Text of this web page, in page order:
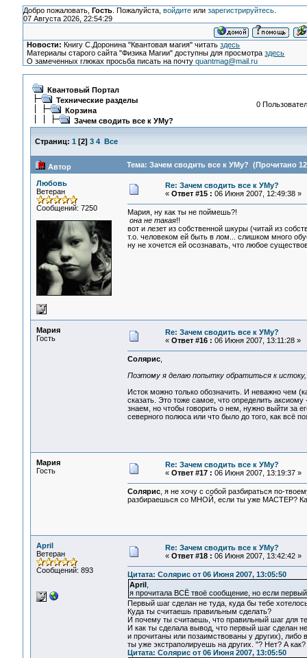
Добро пожаловать, Гость. Пожалуйста, войдитеили зарегистрируйтесь.
07 Августа 2026, 22:54:29
Новости: Книгу С.Доронина "Квантовая магия" читатьздесь
Материалы старого сайта "Физика Магии" доступны для просмотраздесь
О замеченных глюках просьба писать на почтуquantmag@mail.ru
Квантовый Портал
Технические разделы
Корзина
Зачем сводить все к УМу?
0
Страниц: 1 [2] 3 4 Все
Автор Тема: Зачем сводить все к УМу? (Прочитано
Любовь
Ветеран
Сообщений: 7250
Re: Зачем сводить все к УМу?
« Ответ #15 : 06 Июня 2007, 12:49:38 »
Мария, ну как ты не поймешь?!
она не такая!!
вот и лезет из собственной шкуры (читай из
т.о. человеком ей быть в лом... слишком много
ну не хочется ей осознавать, что любое
Мария
Гость
Re: Зачем сводить все к УМу?
« Ответ #16 : 06 Июня 2007, 13:11:28 »
Солярис,
Поэтому я делаю попытку обратиться к
Исток можно только обозначить. И неважно чем
сказать. Это тоже самое, что определить
знаем, но чтобы говорить о нем, нужно выйти за
северного полюса или что было до того, как всё
Мария
Гость
Re: Зачем сводить все к УМу?
« Ответ #17 : 06 Июня 2007, 13:19:37 »
Солярис, я не хочу с собой разбираться по-
разбираешься со МНОЙ, если ты уже МАСТЕР?
April
Ветеран
Сообщений: 893
Re: Зачем сводить все к УМу?
« Ответ #18 : 06 Июня 2007, 13:42:42 »
Цитата: Солярис от 06 Июня 2007, 13:05:50
April
я прочитала ВСЁ твоё сообщение, но если
Первый шаг сделан не туда, куда бы тебе
Куда ты считаешь правильным сделать?
И почему ты считаешь, что правильный шаг для
И как ты сделала вывод, что первый шаг сделан
и прочитаны или позаимствованы у других),
ты уже экстраполируешь на других. "? Нет? А как?
Цитата: Солярис от 06 Июня 2007, 13:05:50